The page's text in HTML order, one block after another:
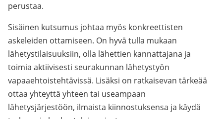
perustaa.
Sisäinen kutsumus johtaa myös konkreettisten
askeleiden ottamiseen. On hyvä tulla mukaan
lähetystilaisuuksiin, olla lähettien kannattajana ja
toimia aktiivisesti seurakunnan lähetystyön
vapaaehtoistehtävissä. Lisäksi on ratkaisevan tärkeää
ottaa yhteyttä yhteen tai useampaan
lähetysjärjestöön, ilmaista kiinnostuksensa ja käydä